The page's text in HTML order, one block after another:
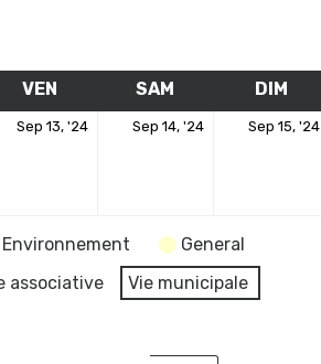
VEN VENDREDISAM DIM
Sep 13, '24 Sep 14, '24 Sep 15, '24
Environnement
General
associative
Vie municipale